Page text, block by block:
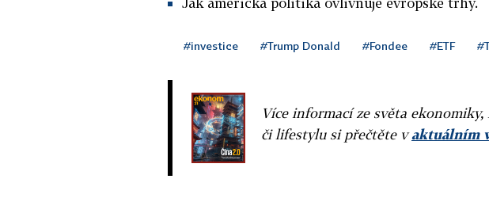
#investice #Trump Donald #Fondee #ETF
Více informací ze světa
či lifestylu si přečtěte vaktuálním